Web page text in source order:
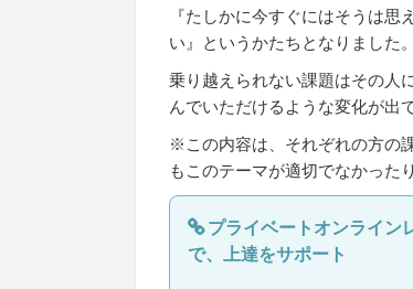
『たしかに今すぐにはそうは
い』というかたちとなりました。
乗り越えられない課題はその人
んでいただけるような変化が出
※この内容は、それぞれの方の
もこのテーマが適切でなかった
プライベートオンライン
で、上達をサポート